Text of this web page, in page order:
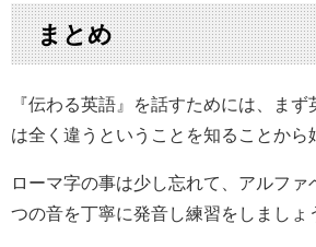
まとめ
『伝わる英語』を話すためには、ま
は全く違うということを知ることから
ローマ字の事は少し忘れて、アルフ
つの音を丁寧に発音し練習をしましょ